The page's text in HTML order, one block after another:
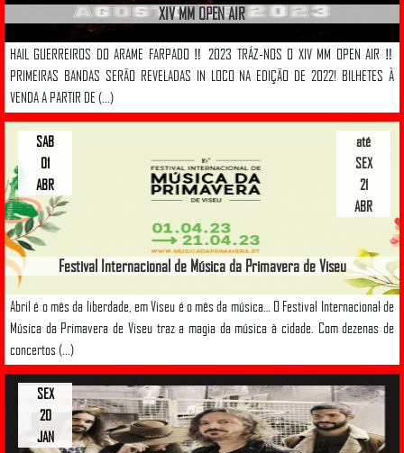
XIV MM OPEN AIR
HAIL GUERREIROS DO ARAME FARPADO ‼️ 2023 TRÁZ-NOS O XIV MM OPEN AIR ‼️
PRIMEIRAS BANDAS SERÃO REVELADAS IN LOCO NA EDIÇÃO DE 2022! BILHETES À
VENDA A PARTIR DE (...)
Festival Internacional de Música da Primavera de Viseu
Abril é o mês da liberdade, em Viseu é o mês da música… O Festival Internacional de
Música da Primavera de Viseu traz a magia da música à cidade. Com dezenas de
concertos (...)
até
SEX
21
ABR
SAB
01
ABR
SEX
20
JAN